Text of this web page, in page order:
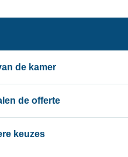
de kamer
de offerte
keuzes